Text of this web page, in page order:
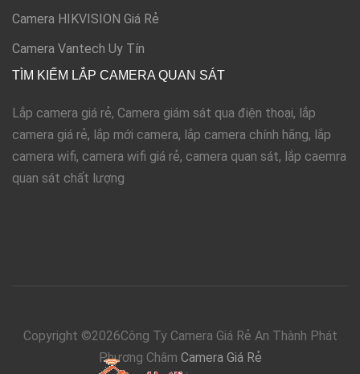
Camera HIKVISION Giá Rẻ
Camera Vantech Uy Tín
TÌM KIẾM LẮP CAMERA QUAN SÁT
Lắp camera giá rẻ, Camera giám sát qua điện thoại, lắp
camera giá rẻ, lắp mới camera, lắp camera chính hãng, lắp
camera wifi, camera wifi giá rẻ, camera quan sát, lắp caemra
quan sát chất lượng
Copyright ©2026Công Ty Camera Giá Rẻ An Thành Phát
Phương Châm Camera Giá Rẻ